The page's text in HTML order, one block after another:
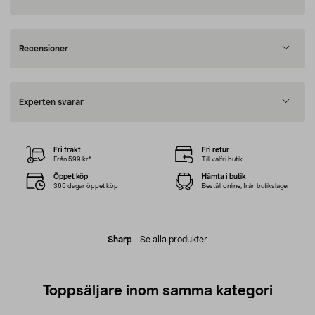
Recensioner
Experten svarar
Sharp - Se alla produkter
Fri frakt
Från 599 kr*
Fri retur
Till valfri butik
Öppet köp
365 dagar öppet köp
Hämta i butik
Beställ online, från butikslager
Toppsäljare inom samma kategori